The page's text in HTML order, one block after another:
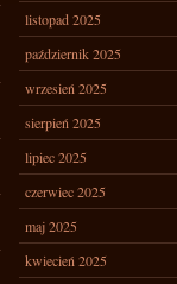
listopad 2025
październik 2025
wrzesień 2025
sierpień 2025
lipiec 2025
czerwiec 2025
maj 2025
kwiecień 2025